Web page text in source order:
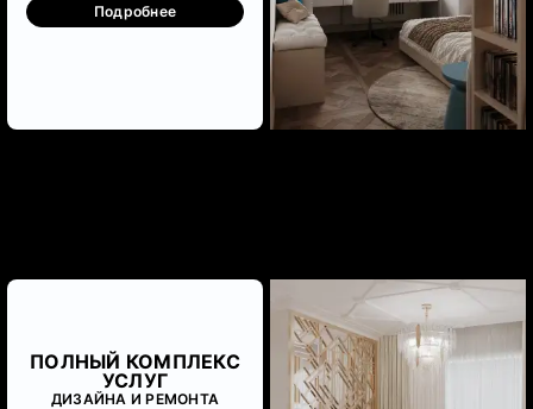
Подробнее
ПОЛНЫЙ КОМПЛЕКС
УСЛУГ
ДИЗАЙНА И РЕМОНТА